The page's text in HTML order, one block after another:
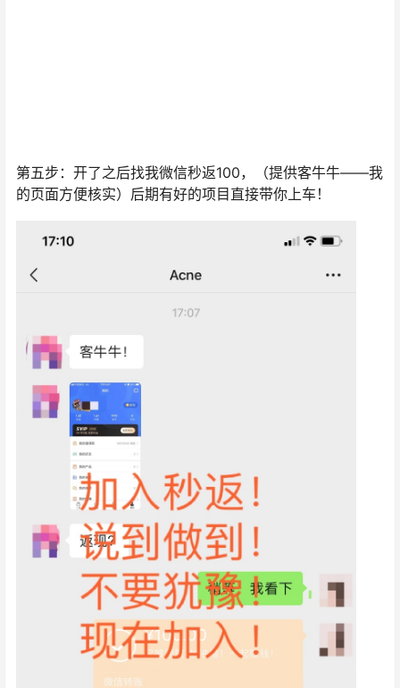
第五步：开了之后找我微信秒返100，（提供客牛牛——我
的页面方便核实）后期有好的项目直接带你上车！